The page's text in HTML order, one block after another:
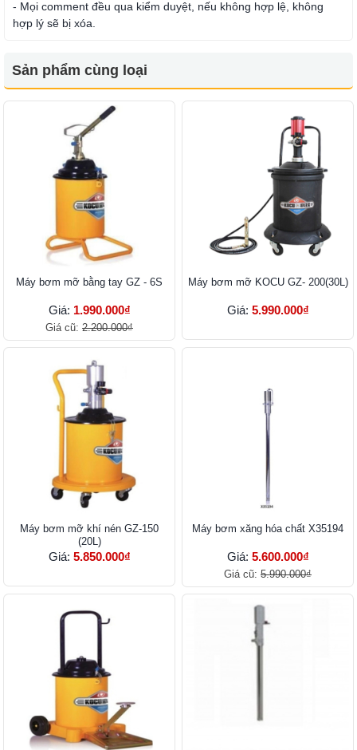
- Mọi comment đều qua kiểm duyệt, nếu không hợp lệ, không
hợp lý sẽ bị xóa.
Sản phẩm cùng loại
Máy bơm mỡ bằng tay GZ - 6S
Giá: 1.990.000₫
Giá cũ: 2.200.000₫
Máy bơm mỡ KOCU GZ- 200(30L)
Giá: 5.990.000₫
Máy bơm mỡ khí nén GZ-150
(20L)
Giá: 5.850.000₫
Máy bơm xăng hóa chất X35194
Giá: 5.600.000₫
Giá cũ: 5.990.000₫